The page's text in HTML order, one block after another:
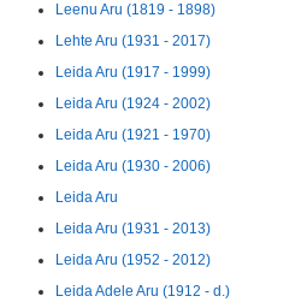
Leenu Aru (1819 - 1898)
Lehte Aru (1931 - 2017)
Leida Aru (1917 - 1999)
Leida Aru (1924 - 2002)
Leida Aru (1921 - 1970)
Leida Aru (1930 - 2006)
Leida Aru
Leida Aru (1931 - 2013)
Leida Aru (1952 - 2012)
Leida Adele Aru (1912 - d.)